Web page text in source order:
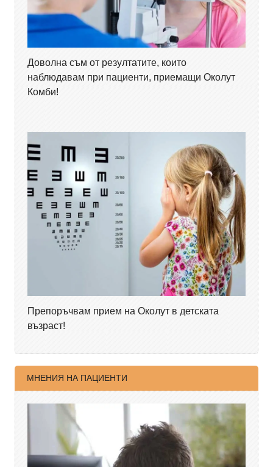
Доволна съм от резултатите, които
наблюдавам при пациенти, приемащи Околут
Комби!
Препоръчвам прием на Околут в детската
възраст!
МНЕНИЯ НА ПАЦИЕНТИ